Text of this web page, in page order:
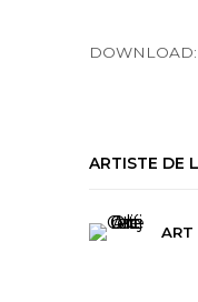
ARTISTE DE
ART